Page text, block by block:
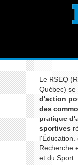
Publiée le
Le RSEQ
Québec) se
d'action
des
pratique
sportives
l'Éducation,
Recherche
et du Sport.